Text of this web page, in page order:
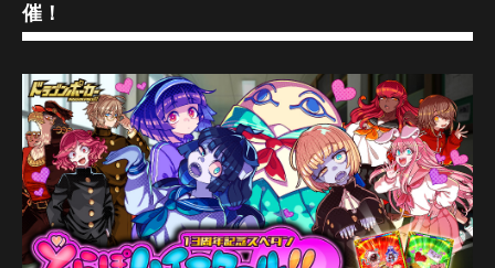
催！